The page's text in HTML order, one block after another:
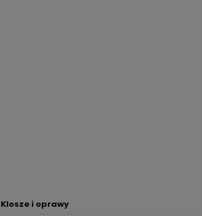
Klosze i oprawy